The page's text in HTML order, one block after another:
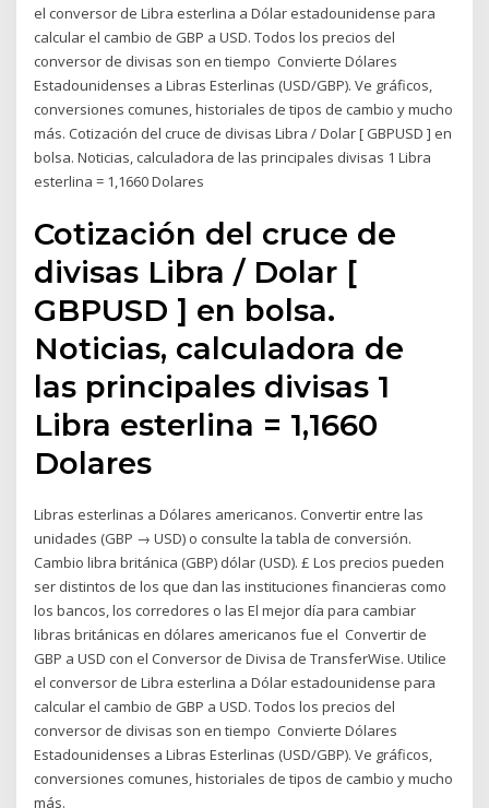
el conversor de Libra esterlina a Dólar estadounidense para
calcular el cambio de GBP a USD. Todos los precios del
conversor de divisas son en tiempo Convierte Dólares
Estadounidenses a Libras Esterlinas (USD/GBP). Ve gráficos,
conversiones comunes, historiales de tipos de cambio y mucho
más. Cotización del cruce de divisas Libra / Dolar [ GBPUSD ] en
bolsa. Noticias, calculadora de las principales divisas 1 Libra
esterlina = 1,1660 Dolares
Cotización del cruce de
divisas Libra / Dolar [
GBPUSD ] en bolsa.
Noticias, calculadora de
las principales divisas 1
Libra esterlina = 1,1660
Dolares
Libras esterlinas a Dólares americanos. Convertir entre las
unidades (GBP → USD) o consulte la tabla de conversión.
Cambio libra británica (GBP) dólar (USD). £ Los precios pueden
ser distintos de los que dan las instituciones financieras como
los bancos, los corredores o las El mejor día para cambiar
libras británicas en dólares americanos fue el Convertir de
GBP a USD con el Conversor de Divisa de TransferWise. Utilice
el conversor de Libra esterlina a Dólar estadounidense para
calcular el cambio de GBP a USD. Todos los precios del
conversor de divisas son en tiempo Convierte Dólares
Estadounidenses a Libras Esterlinas (USD/GBP). Ve gráficos,
conversiones comunes, historiales de tipos de cambio y mucho
más.